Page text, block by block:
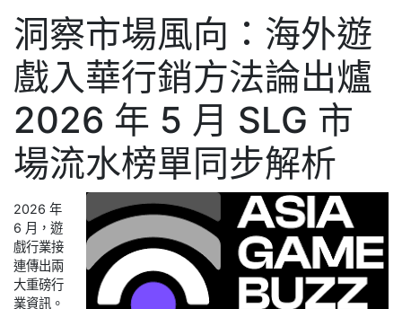
洞察市場風向：海外遊
戲入華行銷方法論出爐
2026 年 5 月 SLG 市
場流水榜單同步解析
2026 年
6 月，遊
戲行業接
連傳出兩
大重磅行
業資訊。